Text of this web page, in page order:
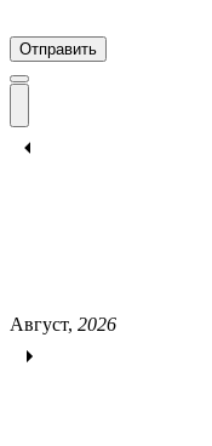
Отправить
Август, 2026